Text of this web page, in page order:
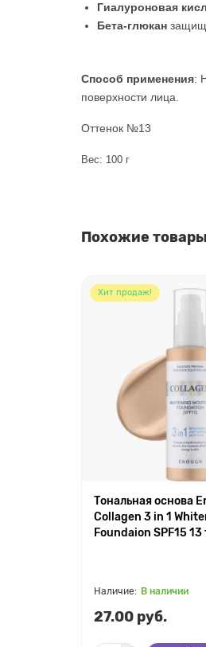
Гиалуроновая
Бета-глюкан
Способ применения:
поверхности лица.
Оттенок №13
Вес: 100 г
Похожие товары
Хит продаж!
Тональная основа
Collagen 3 in 1
Foundaion SPF15
В наличии
27.00 руб.